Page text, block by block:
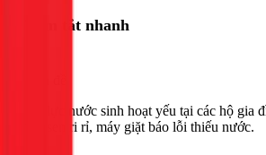
Tóm tắt nhanh
Áp lực nước sinh hoạt yếu tại các hộ
vòi sen ri rỉ, máy giặt báo lỗi thiếu nước.